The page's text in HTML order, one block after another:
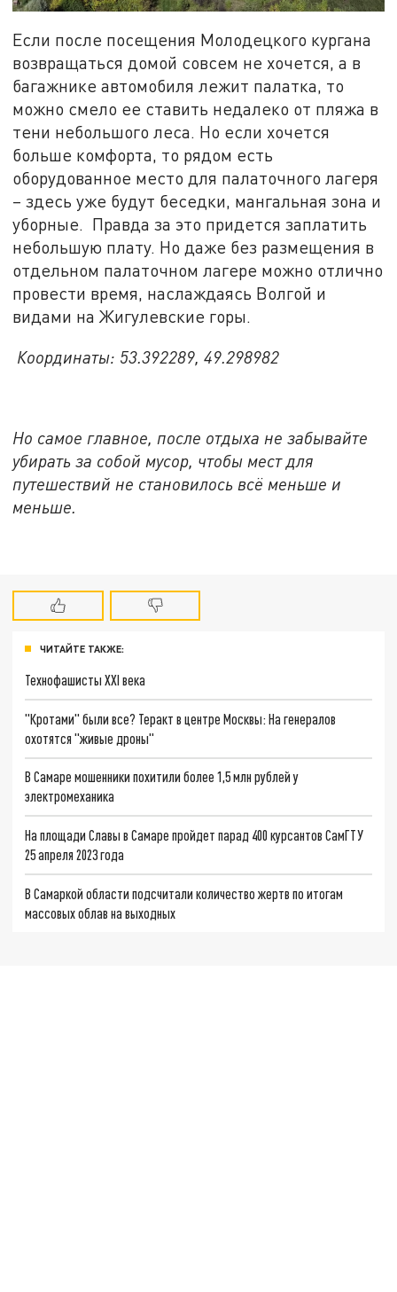
Если после посещения Молодецкого кургана
возвращаться домой совсем не хочется, а в
багажнике автомобиля лежит палатка, то
можно смело ее ставить недалеко от пляжа в
тени небольшого леса. Но если хочется
больше комфорта, то рядом есть
оборудованное место для палаточного лагеря
– здесь уже будут беседки, мангальная зона и
уборные. Правда за это придется заплатить
небольшую плату. Но даже без размещения в
отдельном палаточном лагере можно отлично
провести время, наслаждаясь Волгой и
видами на Жигулевские горы.
Координаты: 53.392289, 49.298982
Но самое главное, после отдыха не забывайте
убирать за собой мусор, чтобы мест для
путешествий не становилось всё меньше и
меньше.
ЧИТАЙТЕ ТАКЖЕ:
Технофашисты XXI века
"Кротами" были все? Теракт в центре Москвы: На генералов
охотятся "живые дроны"
В Самаре мошенники похитили более 1,5 млн рублей у
электромеханика
На площади Славы в Самаре пройдет парад 400 курсантов СамГТУ
25 апреля 2023 года
В Самаркой области подсчитали количество жертв по итогам
массовых облав на выходных